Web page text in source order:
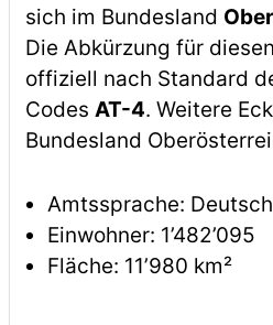
sich im Bundesland
Die Abkürzung für
offiziell nach Standard
Codes AT-4. Weitere
Bundesland
Amtssprache: Deutsch
Einwohner: 1’482’095
Fläche: 11’980 km²